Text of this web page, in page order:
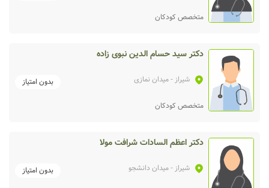
متخصص کودکان
دکتر سید حسام الدین نبوی زاده
شیراز - میدان نمازی بدون امتیاز
متخصص کودکان
دکتر اعظم السادات شرافت مولا
شیراز - میدان دانشجو بدون امتیاز